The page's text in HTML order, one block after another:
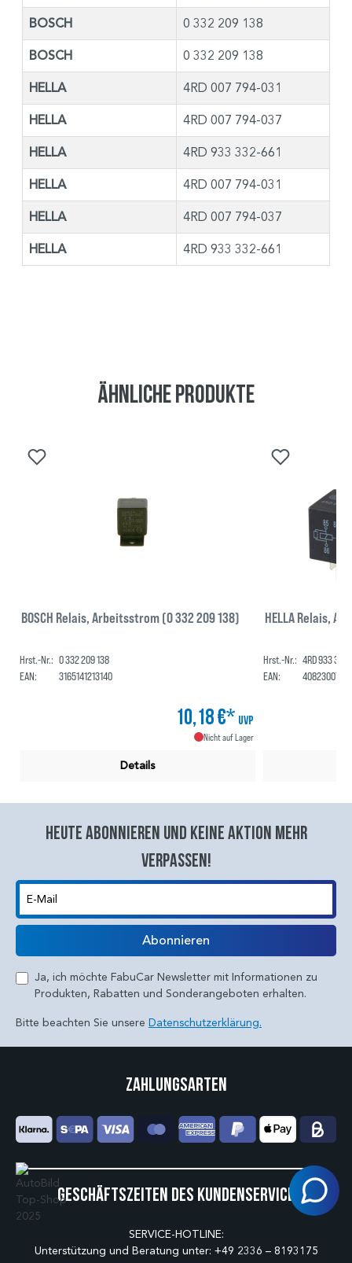
BOSCH 0 332 209 138
BOSCH 0 332 209 138
HELLA 4RD 007 794-031
HELLA 4RD 007 794-037
HELLA 4RD 933 332-661
HELLA 4RD 007 794-031
HELLA 4RD 007 794-037
HELLA 4RD 933 332-661
Ähnliche Produkte
BOSCH Relais, Arbeitsstrom (0 332 209 138)
Hrst.-Nr.: 0 332 209 138
EAN:
3165141213140
10,18 €* UVP
Nicht auf Lager
Details
HELLA Relais,
Hrst.-Nr.: 4RD 933
EAN:
Heute abonnieren und keine aktion mehr
verpassen!
E-Mail
Abonnieren
Ja, ich möchte FabuCar Newsletter mit Informationen zu
Produkten, Rabatten und Sonderangeboten erhalten.
Bitte beachten Sie unsere Datenschutzerklärung.
Geschäftszeiten des Kundenservice
SERVICE-HOTLINE:
Unterstützung und Beratung unter: +49 2336 – 8193175
Zahlungsarten